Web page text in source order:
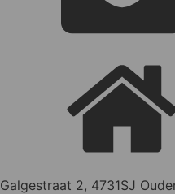
Galgestraat 2, 4731SJ